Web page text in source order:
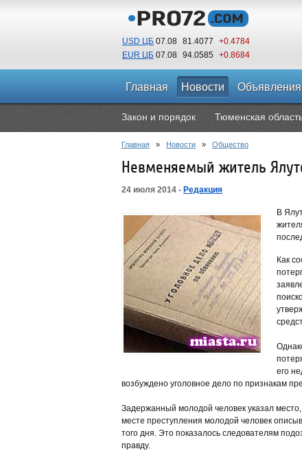
USD ЦБ 07.08 81.4077
+0.4784
EUR ЦБ 07.08 94.0585 +0.8684
Главная Новости Объявления
Закон и порядок Тюменская
Главная » Новости » Общество
Невменяемый житель
24 июля 2014 - Редакция
В
Как
его
возбуждено уголовное дело по признакам
Задержанный молодой человек указал место,
месте преступления молодой человек
того дня. Это показалось следователям
правду.